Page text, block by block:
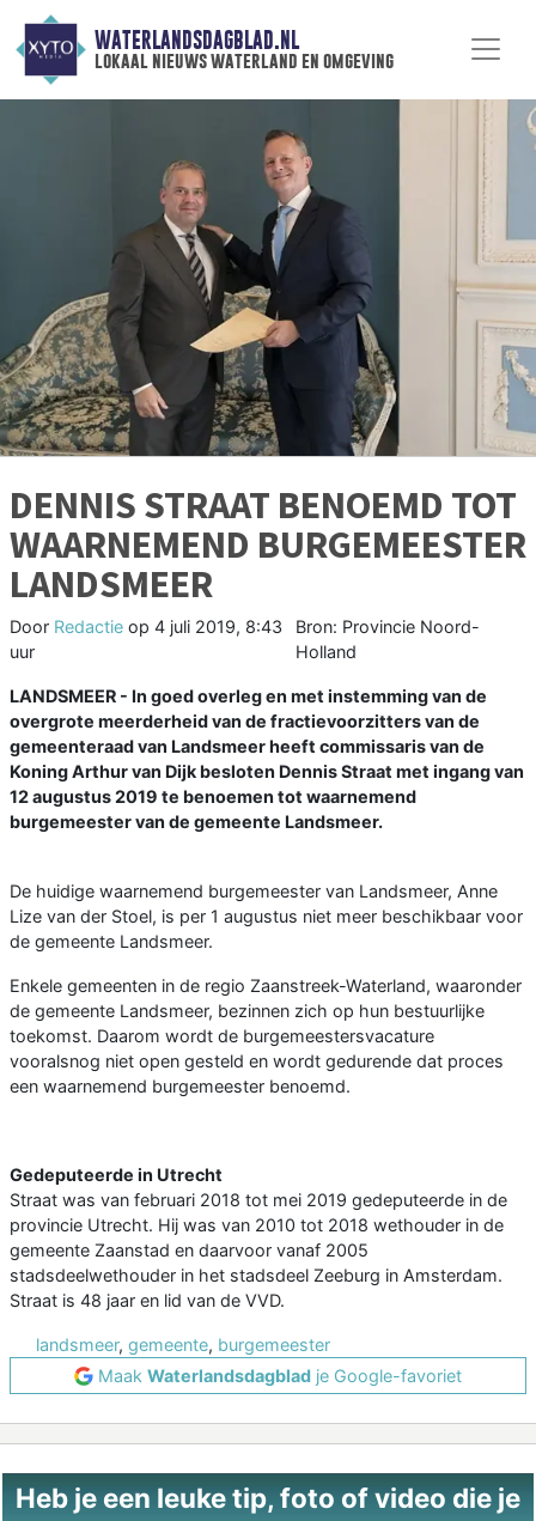
WATERLANDSDAGBLAD.NL
lokaal nieuws waterland en omgeving
DENNIS STRAAT BENOEMD TOT
WAARNEMEND BURGEMEESTER
LANDSMEER
Door Redactie op 4 juli 2019, 8:43
uur
Bron: Provincie Noord-
Holland
LANDSMEER - In goed overleg en met instemming van de
overgrote meerderheid van de fractievoorzitters van de
gemeenteraad van Landsmeer heeft commissaris van de
Koning Arthur van Dijk besloten Dennis Straat met ingang van
12 augustus 2019 te benoemen tot waarnemend
burgemeester van de gemeente Landsmeer.
De huidige waarnemend burgemeester van Landsmeer, Anne
Lize van der Stoel, is per 1 augustus niet meer beschikbaar voor
de gemeente Landsmeer.
Enkele gemeenten in de regio Zaanstreek-Waterland, waaronder
de gemeente Landsmeer, bezinnen zich op hun bestuurlijke
toekomst. Daarom wordt de burgemeestersvacature
vooralsnog niet open gesteld en wordt gedurende dat proces
een waarnemend burgemeester benoemd.
Gedeputeerde in Utrecht
Straat was van februari 2018 tot mei 2019 gedeputeerde in de
provincie Utrecht. Hij was van 2010 tot 2018 wethouder in de
gemeente Zaanstad en daarvoor vanaf 2005
stadsdeelwethouder in het stadsdeel Zeeburg in Amsterdam.
Straat is 48 jaar en lid van de VVD.
landsmeer, gemeente, burgemeester
Maak Waterlandsdagblad je Google-favoriet
Heb je een leuke tip, foto of video die je